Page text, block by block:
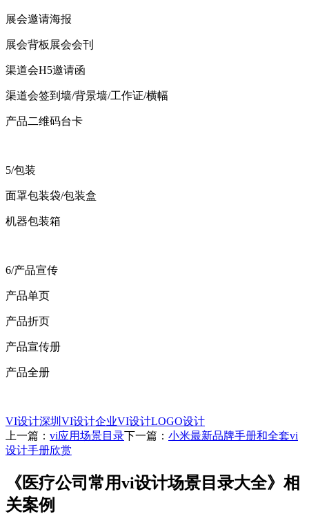
展会邀请海报
展会背板展会会刊
渠道会H5邀请函
渠道会签到墙/背景墙/工作证/横幅
产品二维码台卡
5/包装
面罩包装袋/包装盒
机器包装箱
6/产品宣传
产品单页
产品折页
产品宣传册
产品全册
VI设计深圳VI设计企业VI设计LOGO设计
上一篇： vi应用场景目录下一篇： 小米最新品牌手册和全套vi
设计手册欣赏
《医疗公司常用vi设计场景目录大全》相
关案例